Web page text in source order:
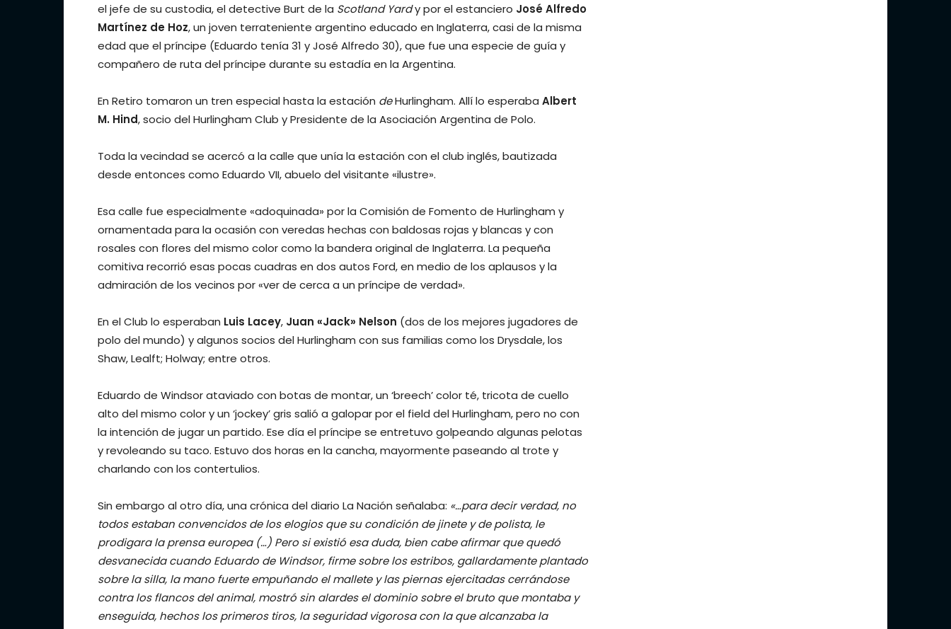
el jefe de su custodia, el detective Burt de la Scotland Yardy por el estanciero José Alfredo
Martínez de Hoz, un joven terrateniente argentino educado en Inglaterra, casi de la misma
edad que el príncipe (Eduardo tenía 31 y José Alfredo 30), que fue una especie de guía y
compañero de ruta del príncipe durante su estadía en la Argentina.
En Retiro tomaron un tren especial hasta la estación deHurlingham. Allí lo esperaba Albert
M. Hind, socio del Hurlingham Club y Presidente de la Asociación Argentina de Polo.
Toda la vecindad se acercó a la calle que unía la estación con el club inglés, bautizada
desde entonces como Eduardo VII, abuelo del visitante «ilustre».
Esa calle fue especialmente «adoquinada» por la Comisión de Fomento de Hurlingham y
ornamentada para la ocasión con veredas hechas con baldosas rojas y blancas y con
rosales con flores del mismo color como la bandera original de Inglaterra. La pequeña
comitiva recorrió esas pocas cuadras en dos autos Ford, en medio de los aplausos y la
admiración de los vecinos por «ver de cerca a un príncipe de verdad».
En el Club lo esperaban Luis Lacey, Juan «Jack» Nelson (dos de los mejores jugadores de
polo del mundo) y algunos socios del Hurlingham con sus familias como los Drysdale, los
Shaw, Lealft; Holway; entre otros.
Eduardo de Windsor ataviado con botas de montar, un ‘breech’ color té, tricota de cuello
alto del mismo color y un ‘jockey’ gris salió a galopar por el field del Hurlingham, pero no con
la intención de jugar un partido. Ese día el príncipe se entretuvo golpeando algunas pelotas
y revoleando su taco. Estuvo dos horas en la cancha, mayormente paseando al trote y
charlando con los contertulios.
Sin embargo al otro día, una crónica del diario La Nación señalaba: «…para decir verdad, no
todos estaban convencidos de los elogios que su condición de jinete y de polista, le
prodigara la prensa europea (…) Pero si existió esa duda, bien cabe afirmar que quedó
desvanecida cuando Eduardo de Windsor, firme sobre los estribos, gallardamente plantado
sobre la silla, la mano fuerte empuñando el mallete y las piernas ejercitadas cerrándose
contra los flancos del animal, mostró sin alardes el dominio sobre el bruto que montaba y
enseguida, hechos los primeros tiros, la seguridad vigorosa con la que alcanzaba la